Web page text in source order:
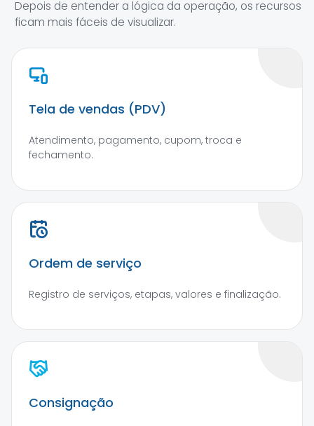
Depois de entender a lógica da operação, os recursos
ficam mais fáceis de visualizar.
Tela de vendas (PDV)
Atendimento, pagamento, cupom, troca e
fechamento.
Ordem de serviço
Registro de serviços, etapas, valores e finalização.
Consignação